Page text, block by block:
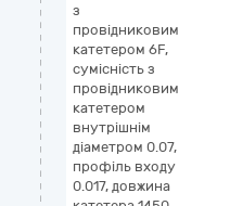
з
провідниковим
катетером 6F,
сумісність з
провідниковим
катетером
внутрішнім
діаметром 0.07,
профіль входу
0.017, довжина